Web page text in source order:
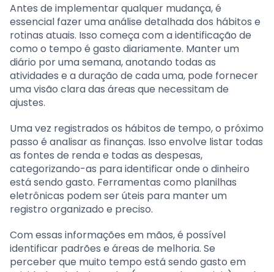
Antes de implementar qualquer mudança, é
essencial fazer uma análise detalhada dos hábitos e
rotinas atuais. Isso começa com a identificação de
como o tempo é gasto diariamente. Manter um
diário por uma semana, anotando todas as
atividades e a duração de cada uma, pode fornecer
uma visão clara das áreas que necessitam de
ajustes.
Uma vez registrados os hábitos de tempo, o próximo
passo é analisar as finanças. Isso envolve listar todas
as fontes de renda e todas as despesas,
categorizando-as para identificar onde o dinheiro
está sendo gasto. Ferramentas como planilhas
eletrônicas podem ser úteis para manter um
registro organizado e preciso.
Com essas informações em mãos, é possível
identificar padrões e áreas de melhoria. Se
perceber que muito tempo está sendo gasto em